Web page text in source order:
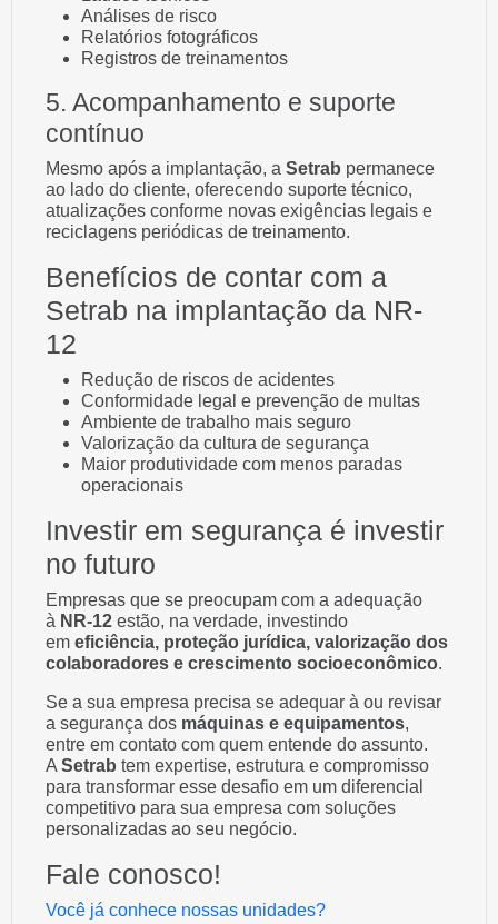
Análises de risco
Relatórios fotográficos
Registros de treinamentos
5. Acompanhamento e suporte
contínuo
Mesmo após a implantação, a Setrab permanece
ao lado do cliente, oferecendo suporte técnico,
atualizações conforme novas exigências legais e
reciclagens periódicas de treinamento.
Benefícios de contar com a
Setrab na implantação da NR-
12
Redução de riscos de acidentes
Conformidade legal e prevenção de multas
Ambiente de trabalho mais seguro
Valorização da cultura de segurança
Maior produtividade com menos paradas
operacionais
Investir em segurança é investir
no futuro
Empresas que se preocupam com a adequação
à NR-12 estão, na verdade, investindo
em eficiência, proteção jurídica, valorização dos
colaboradores e crescimento socioeconômico.
Se a sua empresa precisa se adequar à ou revisar
a segurança dos máquinas e equipamentos,
entre em contato com quem entende do assunto.
ASetrab tem expertise, estrutura e compromisso
para transformar esse desafio em um diferencial
competitivo para sua empresa com soluções
personalizadas ao seu negócio.
Fale conosco!
Você já conhece nossas unidades?